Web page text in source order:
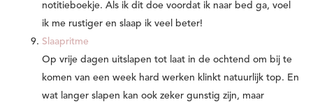
notitieboekje. Als ik dit doe voordat ik naar bed ga, voel
ik me rustiger en slaap ik veel beter!
Slaapritme
Op vrije dagen uitslapen tot laat in de ochtend om bij te
komen van een week hard werken klinkt natuurlijk top. En
wat langer slapen kan ook zeker gunstig zijn, maar